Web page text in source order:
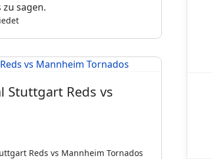
sagen.
Stuttgart Reds vs
Reds vs Mannheim Tornados